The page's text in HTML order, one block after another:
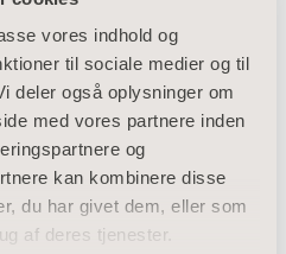
vores indhold og
til sociale medier og til
deler også oplysninger om
med vores partnere inden
og
kan kombinere disse
du har givet dem, eller som
af deres tjenester.